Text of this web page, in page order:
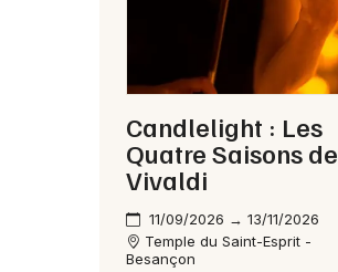
Candlelight : Les
Quatre Saisons de
Vivaldi
11/09/2026 → 13/11/2026
Temple du Saint-Esprit -
Besançon